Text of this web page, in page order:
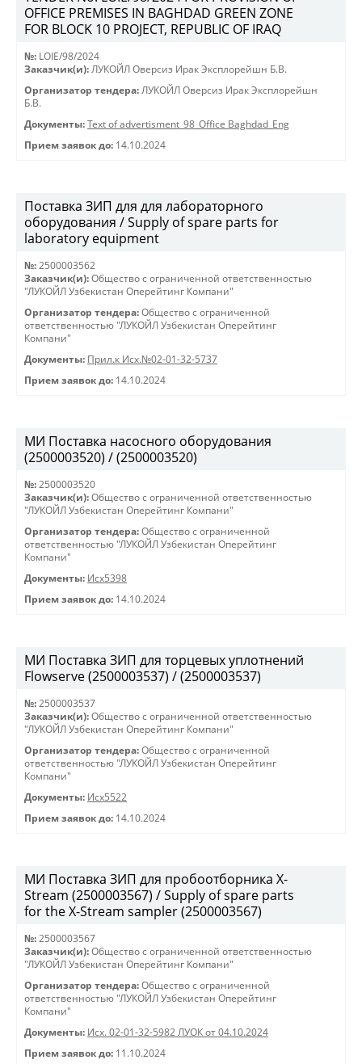
OFFICE PREMISES IN BAGHDAD GREEN ZONE
FOR BLOCK 10 PROJECT, REPUBLIC OF IRAQ
№: LOIE/98/2024
Заказчик(и): ЛУКОЙЛ Оверсиз Ирак Эксплорейшн Б.В.
Организатор тендера: ЛУКОЙЛ Оверсиз Ирак Эксплорейшн
Б.В.
Документы: Text of advertisment_98_Office Baghdad_Eng
Прием заявок до: 14.10.2024
Поставка ЗИП для для лабораторного
оборудования / Supply of spare parts for
laboratory equipment
№: 2500003562
Заказчик(и): Общество с ограниченной ответственностью
"ЛУКОЙЛ Узбекистан Оперейтинг Компани"
Организатор тендера: Общество с ограниченной
ответственностью "ЛУКОЙЛ Узбекистан Оперейтинг
Компани"
Документы: Прил.к Исх.№02-01-32-5737
Прием заявок до: 14.10.2024
МИ Поставка насосного оборудования
(2500003520) / (2500003520)
№: 2500003520
Заказчик(и): Общество с ограниченной ответственностью
"ЛУКОЙЛ Узбекистан Оперейтинг Компани"
Организатор тендера: Общество с ограниченной
ответственностью "ЛУКОЙЛ Узбекистан Оперейтинг
Компани"
Документы: Исх5398
Прием заявок до: 14.10.2024
МИ Поставка ЗИП для торцевых уплотнений
Flowserve (2500003537) / (2500003537)
№: 2500003537
Заказчик(и): Общество с ограниченной ответственностью
"ЛУКОЙЛ Узбекистан Оперейтинг Компани"
Организатор тендера: Общество с ограниченной
ответственностью "ЛУКОЙЛ Узбекистан Оперейтинг
Компани"
Документы: Исх5522
Прием заявок до: 14.10.2024
МИ Поставка ЗИП для пробоотборника X-
Stream (2500003567) / Supply of spare parts
for the X-Stream sampler (2500003567)
№: 2500003567
Заказчик(и): Общество с ограниченной ответственностью
"ЛУКОЙЛ Узбекистан Оперейтинг Компани"
Организатор тендера: Общество с ограниченной
ответственностью "ЛУКОЙЛ Узбекистан Оперейтинг
Компани"
Документы: Исх. 02-01-32-5982 ЛУОК от 04.10.2024
Прием заявок до: 11.10.2024